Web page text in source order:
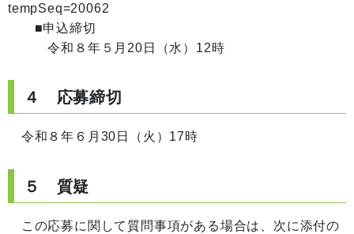
tempSeq=20062
■申込締切
令和８年５月20日（水）12時
４ 応募締切
令和８年６月30日（火）17時
５ 質疑
この応募に関して質問事項がある場合は、次に添付の